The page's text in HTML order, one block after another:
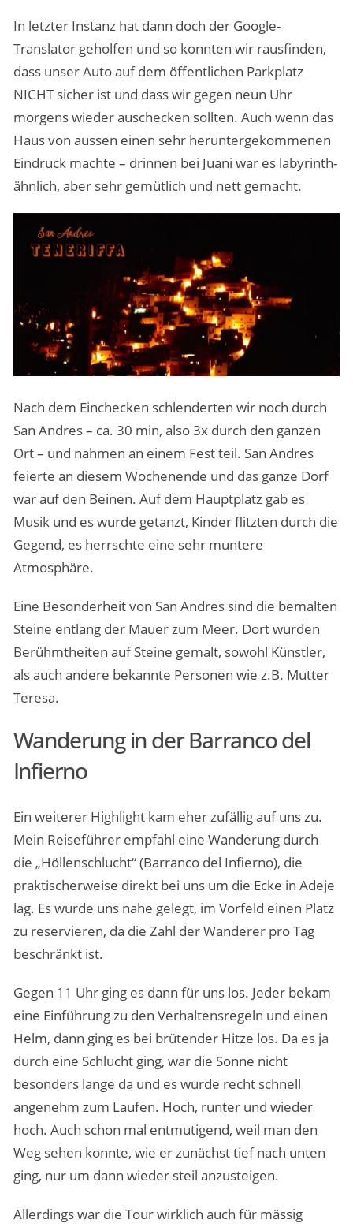
In letzter Instanz hat dann doch der Google-
Translator geholfen und so konnten wir rausfinden,
dass unser Auto auf dem öffentlichen Parkplatz
NICHT sicher ist und dass wir gegen neun Uhr
morgens wieder auschecken sollten. Auch wenn das
Haus von aussen einen sehr heruntergekommenen
Eindruck machte – drinnen bei Juani war es labyrinth-
ähnlich, aber sehr gemütlich und nett gemacht.
Nach dem Einchecken schlenderten wir noch durch
San Andres – ca. 30 min, also 3x durch den ganzen
Ort – und nahmen an einem Fest teil. San Andres
feierte an diesem Wochenende und das ganze Dorf
war auf den Beinen. Auf dem Hauptplatz gab es
Musik und es wurde getanzt, Kinder flitzten durch die
Gegend, es herrschte eine sehr muntere
Atmosphäre.
Eine Besonderheit von San Andres sind die bemalten
Steine entlang der Mauer zum Meer. Dort wurden
Berühmtheiten auf Steine gemalt, sowohl Künstler,
als auch andere bekannte Personen wie z.B. Mutter
Teresa.
Wanderung in der Barranco del
Infierno
Ein weiterer Highlight kam eher zufällig auf uns zu.
Mein Reiseführer empfahl eine Wanderung durch
die „Höllenschlucht“ (Barranco del Infierno), die
praktischerweise direkt bei uns um die Ecke in Adeje
lag. Es wurde uns nahe gelegt, im Vorfeld einen Platz
zu reservieren, da die Zahl der Wanderer pro Tag
beschränkt ist.
Gegen 11 Uhr ging es dann für uns los. Jeder bekam
eine Einführung zu den Verhaltensregeln und einen
Helm, dann ging es bei brütender Hitze los. Da es ja
durch eine Schlucht ging, war die Sonne nicht
besonders lange da und es wurde recht schnell
angenehm zum Laufen. Hoch, runter und wieder
hoch. Auch schon mal entmutigend, weil man den
Weg sehen konnte, wie er zunächst tief nach unten
ging, nur um dann wieder steil anzusteigen.
Allerdings war die Tour wirklich auch für mässig